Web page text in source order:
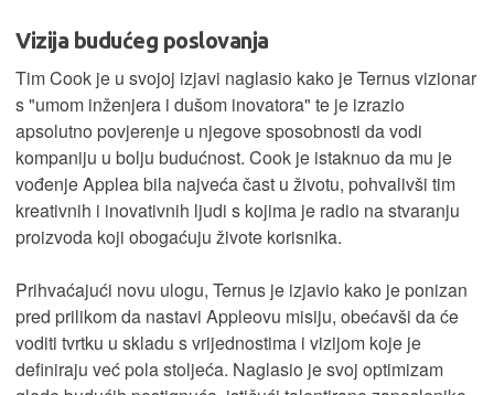
Vizija budućeg poslovanja
Tim Cook je u svojoj izjavi naglasio kako je Ternus vizionar
s "umom inženjera i dušom inovatora" te je izrazio
apsolutno povjerenje u njegove sposobnosti da vodi
kompaniju u bolju budućnost. Cook je istaknuo da mu je
vođenje Applea bila najveća čast u životu, pohvalivši tim
kreativnih i inovativnih ljudi s kojima je radio na stvaranju
proizvoda koji obogaćuju živote korisnika.
Prihvaćajući novu ulogu, Ternus je izjavio kako je ponizan
pred prilikom da nastavi Appleovu misiju, obećavši da će
voditi tvrtku u skladu s vrijednostima i vizijom koje je
definiraju već pola stoljeća. Naglasio je svoj optimizam